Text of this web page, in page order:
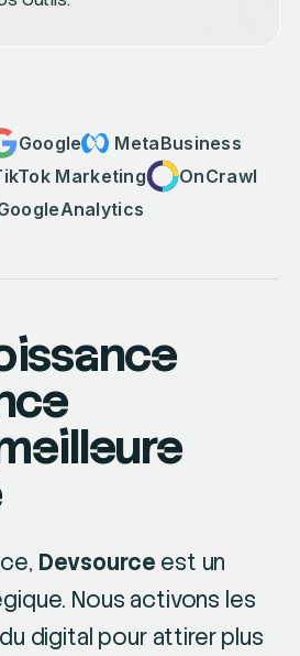
Google MetaBusiness
Marketing
OnCrawl
Analytics
Devsource est un
Nous activons les
digital pour attirer plus